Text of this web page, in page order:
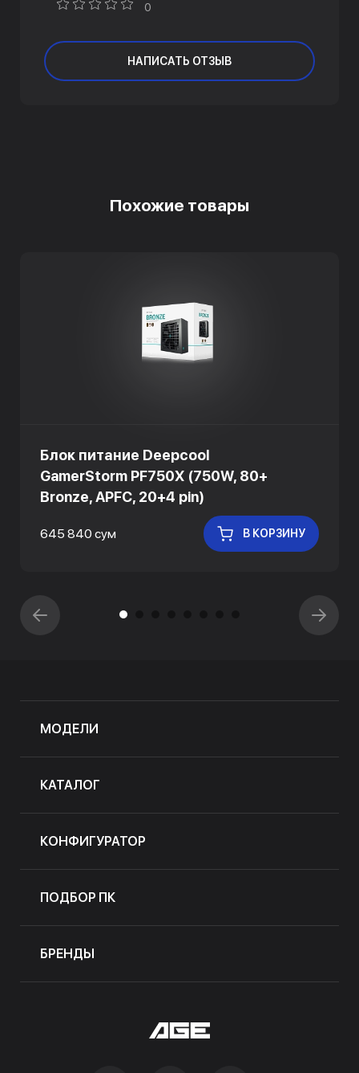
0
НАПИСАТЬ ОТЗЫВ
Похожие товары
Блок питание Deepcool
GamerStorm PF750X (750W, 80+
Bronze, APFC, 20+4 pin)
645 840 сум В КОРЗИНУ
МОДЕЛИ
КАТАЛОГ
КОНФИГУРАТОР
ПОДБОР ПК
БРЕНДЫ